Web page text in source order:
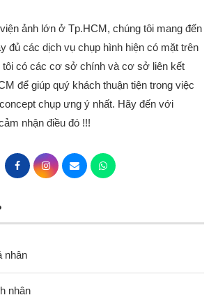
ảnh lớn ở Tp.HCM, chúng tôi mang đến
đủ các dịch vụ chụp hình hiện có mặt trên
tôi có các cơ sở chính và cơ sở liên kết
để giúp quý khách thuận tiện trong việc
chụp ưng ý nhất. Hãy đến với
nhận điều đó !!!
nhân
nhân